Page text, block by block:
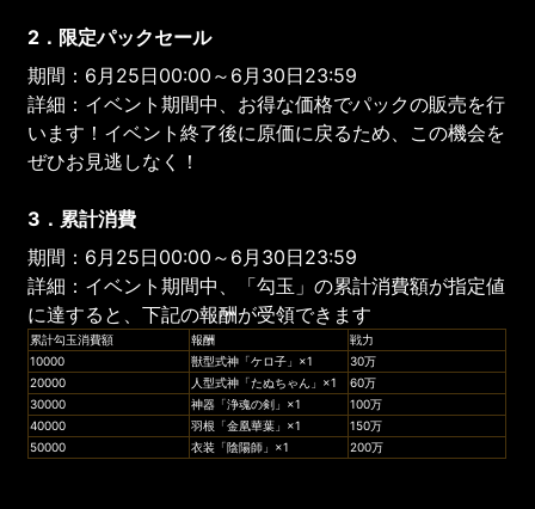
2．限定パックセール
期間：6月25日00:00～6月30日23:59
詳細：イベント期間中、お得な価格でパックの販売を行
います！イベント終了後に原価に戻るため、この機会を
ぜひお見逃しなく！
3．累計消費
期間：6月25日00:00～6月30日23:59
詳細：イベント期間中、「勾玉」の累計消費額が指定値
に達すると、下記の報酬が受領できます
累計勾玉消費額 報酬
戦力
10000
獣型式神「ケロ子」×1
30万
20000
人型式神「たぬちゃん」×1
60万
30000
神器「浄魂の剣」×1
100万
40000
羽根「金凰華葉」×1
150万
50000
衣装「陰陽師」×1 200万